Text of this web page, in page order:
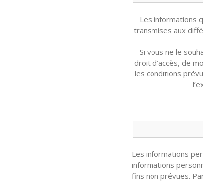
Les informations
transmises aux
Si vous ne le
droit d’accès, de
les conditions
Les informations
informations
fins non prévues.